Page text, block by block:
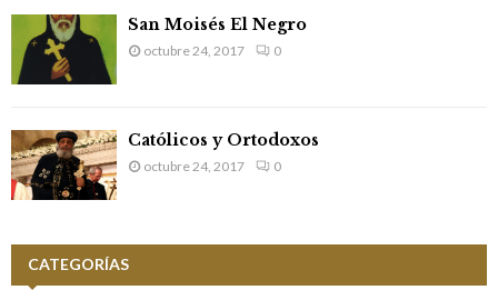
San Moisés El Negro
octubre 24, 2017 0
Católicos y Ortodoxos
octubre 24, 2017 0
CATEGORÍAS